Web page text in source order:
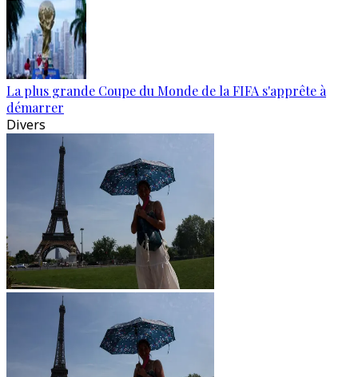
La plus grande Coupe du Monde de la FIFA s'apprête à
démarrer
Divers